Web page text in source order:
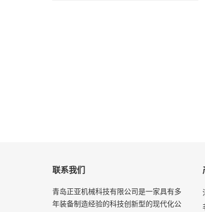
联系我们
青岛正亚机械科技有限公司是一家具有多
年装备制造经验的科技创新型的现代化公